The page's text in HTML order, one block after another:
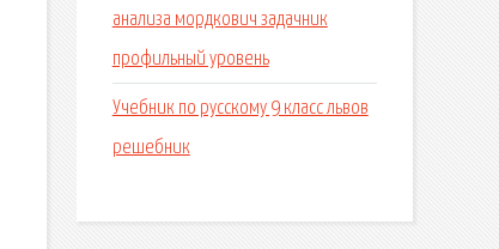
анализа мордкович задачник
профильный уровень
Учебник по русскому 9 класс львов
решебник